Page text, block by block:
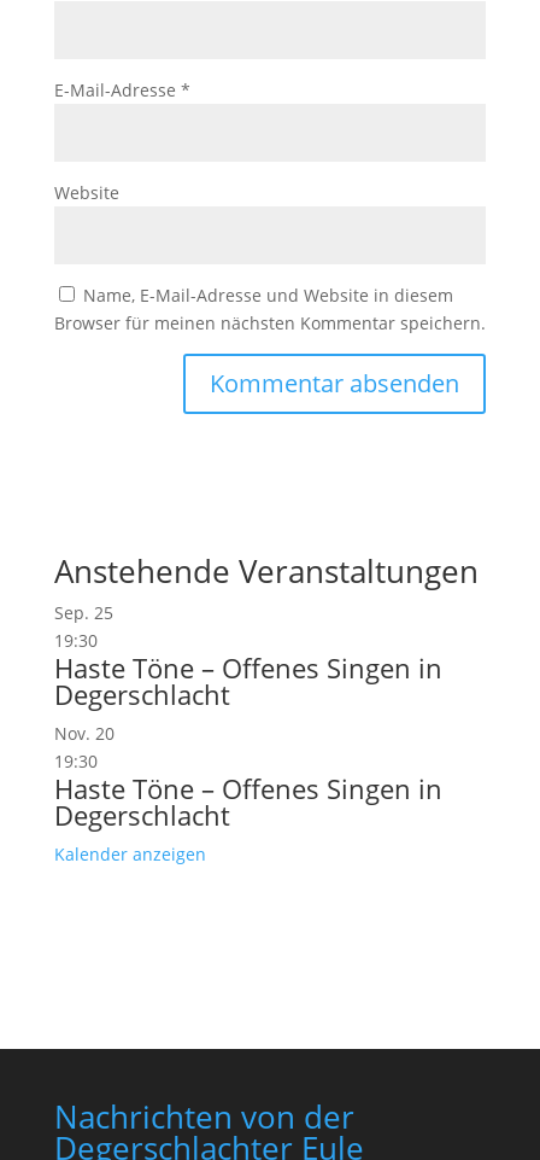
E-Mail-Adresse *
Website
Name, E-Mail-Adresse und Website in diesem
Browser für meinen nächsten Kommentar speichern.
Anstehende Veranstaltungen
Sep. 25
19:30
Haste Töne – Offenes Singen in
Degerschlacht
Nov. 20
19:30
Haste Töne – Offenes Singen in
Degerschlacht
Kalender anzeigen
Nachrichten von der
Degerschlachter Eule